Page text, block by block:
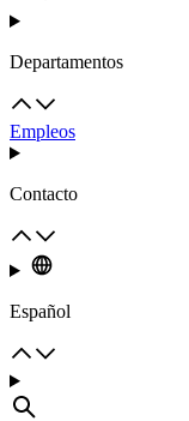
Departamentos
Empleos
Contacto
Español